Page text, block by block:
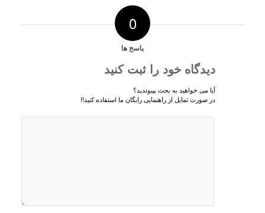
0
پاسخ ها
دیدگاه خود را ثبت کنید
آیا می خواهید به بحث بپیوندید؟
در صورت تمایل از راهنمایی رایگان ما استفاده کنید!!